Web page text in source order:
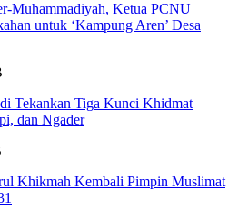
Muhammadiyah, Ketua PCNU
untuk ‘Kampung Aren’ Desa
Tekankan Tiga Kunci Khidmat
dan Ngader
Khikmah Kembali Pimpin Muslimat